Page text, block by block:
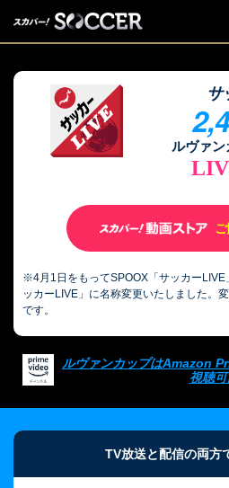
放
生中
初回
サ
ルヴァ
※4月1日をもってSPOOX「サッカー
ッカーLIVE」に名称変更いたしました。
です。
ルヴァンカップはAmazon
視聴可
TV放送と配信の両方